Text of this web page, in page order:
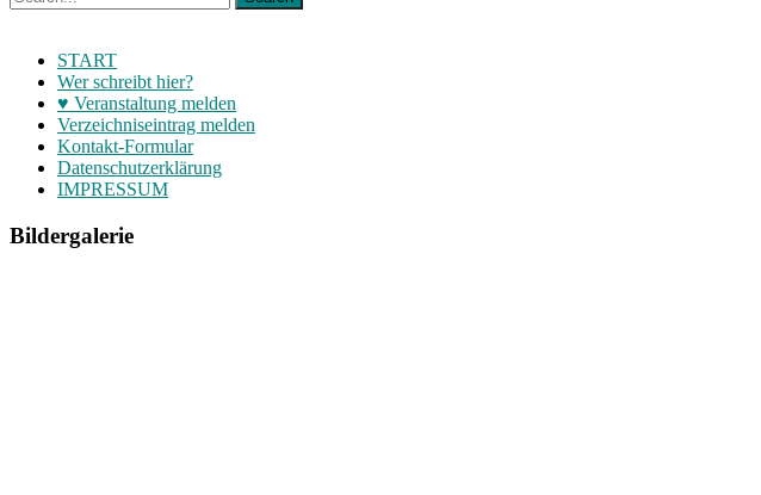
START
Wer schreibt hier?
♥ Veranstaltung melden
Verzeichniseintrag melden
Kontakt-Formular
Datenschutzerklärung
IMPRESSUM
Bildergalerie